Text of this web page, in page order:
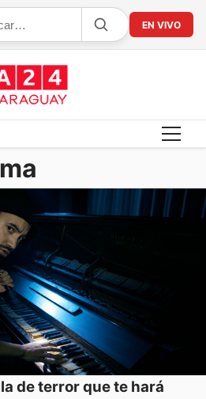
EN VIVO
de terror que te hará